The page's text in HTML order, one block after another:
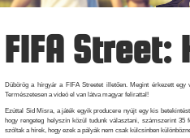
FIFA
Dübörög a hírgyár a FIFA Streetet illetően. Megint érkezett
Természetesen a videó el van látva magyar felirattal!
Ezúttal Sid Misra, a játék egyik producere nyújt egy kis
hogy rengeteg helyszín közül tudunk választani, számszerint 35
szóltak a hírek, hogy ezek a pályák nem csak külcsínben